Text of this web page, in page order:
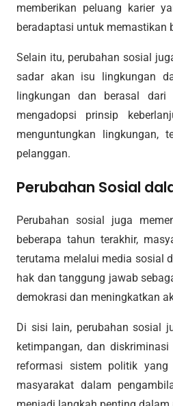
memberikan peluang karier
beradaptasi untuk memastikan
Selain itu, perubahan sosial
sadar akan isu lingkungan
lingkungan dan berasal
mengadopsi prinsip
menguntungkan lingkungan,
pelanggan.
Perubahan Sosial
Perubahan sosial juga
beberapa tahun terakhir,
terutama melalui media sosial
hak dan tanggung jawab
demokrasi dan meningkatkan
Di sisi lain, perubahan sosial
ketimpangan, dan
reformasi sistem politik
masyarakat dalam